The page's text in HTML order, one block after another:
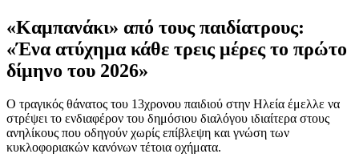
«Καμπανάκι» από τους παιδίατρους:
«Ένα ατύχημα κάθε τρεις μέρες το πρώτο
δίμηνο του 2026»
Ο τραγικός θάνατος του 13χρονου παιδιού στην Ηλεία έμελλε να
στρέψει το ενδιαφέρον του δημόσιου διαλόγου ιδιαίτερα στους
ανηλίκους που οδηγούν χωρίς επίβλεψη και γνώση των
κυκλοφοριακών κανόνων τέτοια οχήματα.